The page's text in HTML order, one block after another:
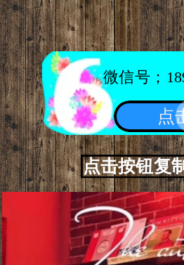
点击按钮复
点
微信号；